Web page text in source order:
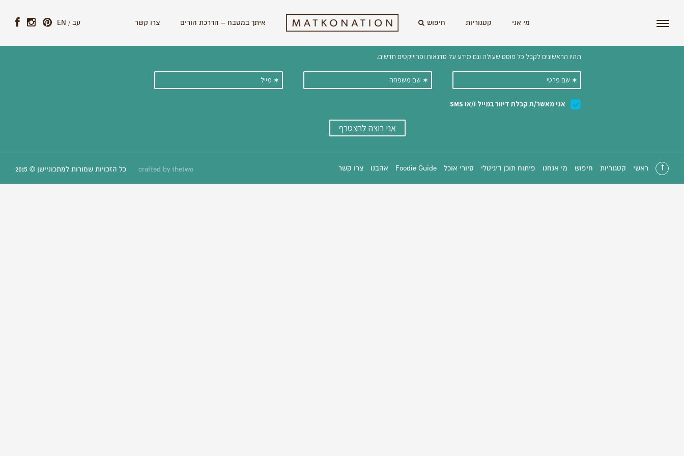
מי אני קטגוריות חיפוש איתך במטבח – הדרכת הורים צרו קשר EN / עב
הצטרפו לניוזלטר שלנו וקבלו ישירות למייל עדכונים על מתכונים וסיפורים חדשים:
ראשי קטגוריות חיפוש מי אנחנו פיתוח תוכן דיגיטלי סיורי אוכל Foodie Guide אהבנו צרו קשר crafted by thetwo כל הזכויות שמורות למתכוניישן © 2015